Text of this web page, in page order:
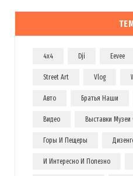
4x4 Dji Eevee
Street Art Vlog
Авто Братья Наши
Видео Выставки Музеи
Горы И Пещеры
И Интересно И Полезно